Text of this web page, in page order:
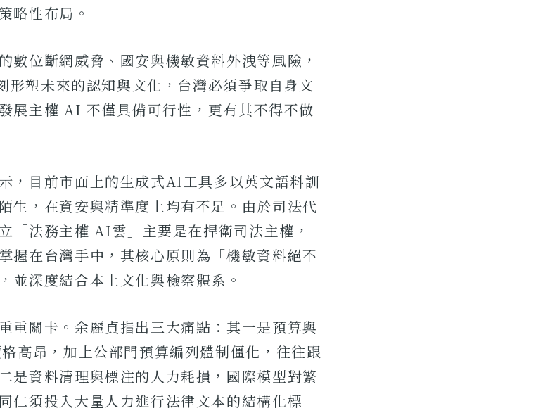
略性布局。
數位斷網威脅、國安與機敏資料外洩等風險，
塑未來的認知與文化，台灣必須爭取自身文
展主權 AI 不僅具備可行性，更有其不得不做
，目前市面上的生成式AI工具多以英文語料訓
生，在資安與精準度上均有不足。由於司法代
「法務主權 AI雲」主要是在捍衛司法主權，
握在台灣手中，其核心原則為「機敏資料絕不
並深度結合本土文化與檢察體系。
重關卡。余麗貞指出三大痛點：其一是預算與
高昂，加上公部門預算編列體制僵化，往往跟
是資料清理與標注的人力耗損，國際模型對繁
仁須投入大量人力進行法律文本的結構化標